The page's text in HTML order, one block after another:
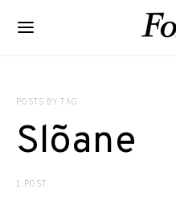
POSTS BY TAG
Slõane
1 POST